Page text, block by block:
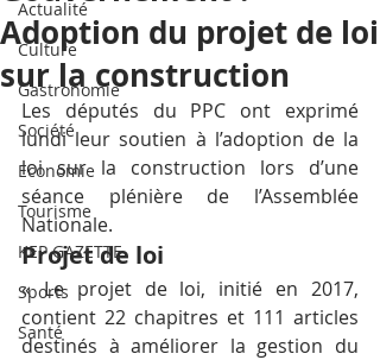
Actualité
Culture
Gastronomie
Société
Economie
Tourisme
KEP GAZETTE
Sports
Santé
Adoption du projet de loi
sur la construction
Les députés du PPC ont exprimé
lundi leur soutien à l’adoption de la
loi sur la construction lors d’une
séance plénière de l’Assemblée
Nationale.
Projet de loi
« Le projet de loi, initié en 2017,
contient 22 chapitres et 111 articles
destinés à améliorer la gestion du